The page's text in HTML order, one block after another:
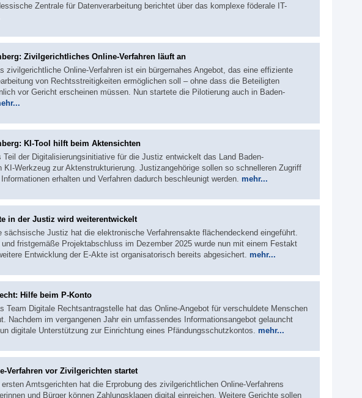
Zentrale für Datenverarbeitung berichtet über das komplexe föderale IT-
Zivilgerichtliches Online-Verfahren läuft an
zivilgerichtliche Online-Verfahren ist ein bürgernahes Angebot, das eine effiziente
von Rechtsstreitigkeiten ermöglichen soll – ohne dass die Beteiligten
vor Gericht erscheinen müssen. Nun startete die Pilotierung auch in Baden-
KI-Tool hilft beim Aktensichten
Teil der Digitalisierungsinitiative für die Justiz entwickelt das Land Baden-
KI-Werkzeug zur Aktenstrukturierung. Justizangehörige sollen so schnelleren Zugriff
erhalten und Verfahren dadurch beschleunigt werden. mehr...
in der Justiz wird weiterentwickelt
sächsische Justiz hat die elektronische Verfahrensakte flächendeckend eingeführt.
und fristgemäße Projektabschluss im Dezember 2025 wurde nun mit einem Festakt
Entwicklung der E-Akte ist organisatorisch bereits abgesichert. mehr...
Hilfe beim P-Konto
Team Digitale Rechtsantragstelle hat das Online-Angebot für verschuldete Menschen
Nachdem im vergangenen Jahr ein umfassendes Informationsangebot gelauncht
digitale Unterstützung zur Einrichtung eines Pfändungsschutzkontos. mehr...
Verfahren vor Zivilgerichten startet
ersten Amtsgerichten hat die Erprobung des zivilgerichtlichen Online-Verfahrens
und Bürger können Zahlungsklagen digital einreichen. Weitere Gerichte sollen